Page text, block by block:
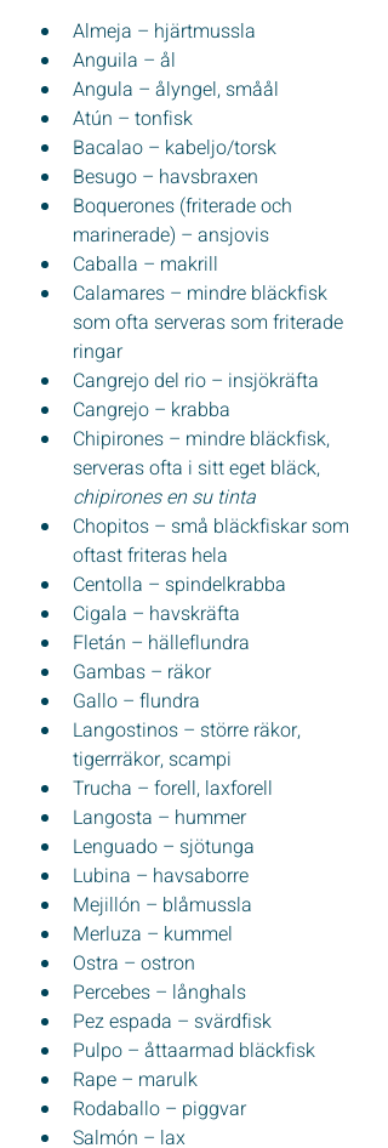
Almeja – hjärtmussla
Anguila – ål
Angula – ålyngel, småål
Atún – tonfisk
Bacalao – kabeljo/torsk
Besugo – havsbraxen
Boquerones (friterade och
marinerade) – ansjovis
Caballa – makrill
Calamares – mindre bläckfisk
som ofta serveras som friterade
ringar
Cangrejo del rio – insjökräfta
Cangrejo – krabba
Chipirones – mindre bläckfisk,
serveras ofta i sitt eget bläck,
chipirones en su tinta
Chopitos – små bläckfiskar som
oftast friteras hela
Centolla – spindelkrabba
Cigala – havskräfta
Fletán – hälleflundra
Gambas – räkor
Gallo – flundra
Langostinos – större räkor,
tigerrräkor, scampi
Trucha – forell, laxforell
Langosta – hummer
Lenguado – sjötunga
Lubina – havsaborre
Mejillón – blåmussla
Merluza – kummel
Ostra – ostron
Percebes – långhals
Pez espada – svärdfisk
Pulpo – åttaarmad bläckfisk
Rape – marulk
Rodaballo – piggvar
Salmón – lax